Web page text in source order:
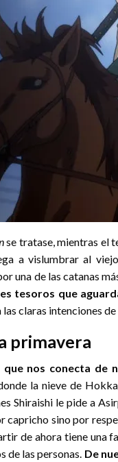
se tratase, mientras el
a vislumbrar al
una de las catanas
tesoros que
claras intenciones
primavera
que nos conecta
la nieve de
Shiraishi le pide a
capricho sino por
de ahora tiene una
de las personas. De